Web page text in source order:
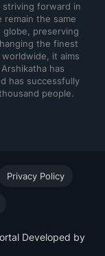
striving forward in
the same
preserving
the finest
it aims
has
has successfully
people.
Developed by
Privacy Policy